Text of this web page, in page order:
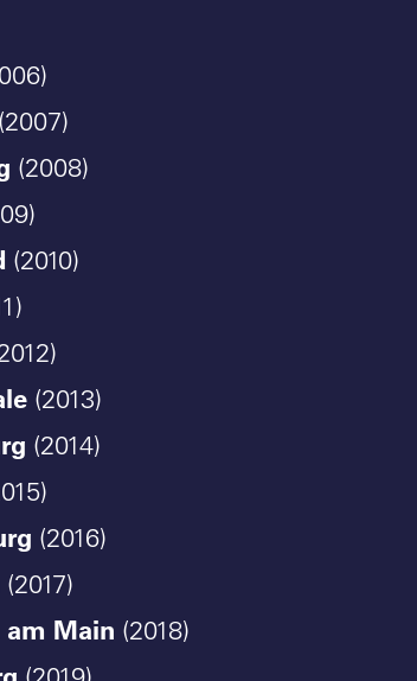
(2007)
(2008)
(2010)
(2013)
(2014)
(2016)
(2017)
Main (2018)